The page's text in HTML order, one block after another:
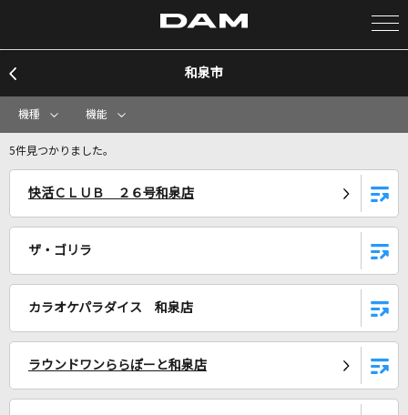
カラオケ検索
リアルタイムで歌われている曲の一覧
拝啓、少年よ
和泉市
機種 機能
5件見つかりました。
快活ＣＬＵＢ ２６号和泉店
ザ・ゴリラ
カラオケパラダイス 和泉店
ラウンドワンららぽーと和泉店